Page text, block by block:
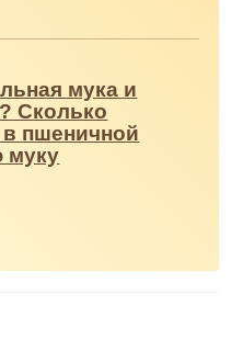
мука и
Сколько
пшеничной
муку